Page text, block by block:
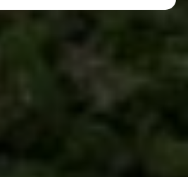
anonyme Statistiken. Diese
werden von Drittanbietern oder